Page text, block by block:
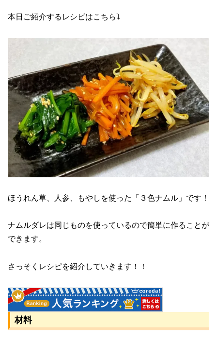
本日ご紹介するレシピはこちら⤵
ほうれん草、人参、もやしを使った「３色ナムル」です！
ナムルダレは同じものを使っているので簡単に作ることが
できます。
さっそくレシピを紹介していきます！！
材料